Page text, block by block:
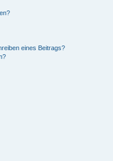
eines Beitrags?